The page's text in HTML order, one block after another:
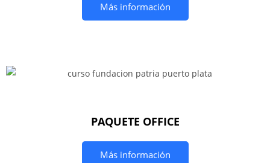
Más información
PAQUETE OFFICE
Más información